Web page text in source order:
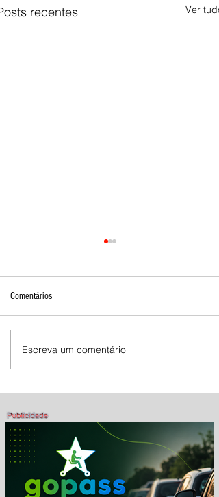
recentes Ver tudo
Mostra de Dança Artística celebra
cultura e talento em Brasília de
Comentários
Escreva um comentário